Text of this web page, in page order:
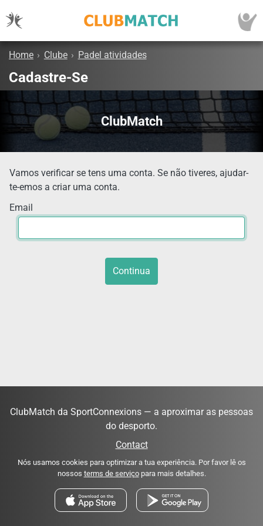
Home › Clube › Padel atividades
Cadastre-Se
ClubMatch
Vamos verificar se tens uma conta. Se não tiveres, ajudar-
te-emos a criar uma conta.
Email
Continua
ClubMatch da SportConnexions — a aproximar as pessoas
do desporto.
Contact
Nós usamos cookies para optimizar a tua experiência. Por favor lê os
nossos terms de serviçopara mais detalhes.